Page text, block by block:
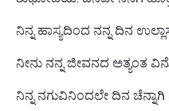
ನಿನ್ನ ಹಾಸ್ಯದಿಂದ ನನ್ನ ದಿನ
ನೀನು ನನ್ನ ಜೀವನದ ಅತ್ಯಂತ
ನಿನ್ನ ನಗುವಿನಿಂದಲೇ ದಿನ